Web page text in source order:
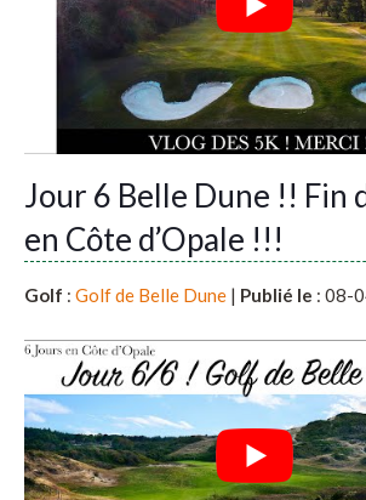
Jour 6 Belle Dune !! Fin
en Côte d’Opale !!!
Golf : Golf de Belle Dune | Publié le : 08-